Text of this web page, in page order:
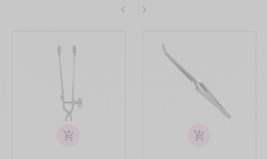
 
add_shopping_cart add_shopping_cart